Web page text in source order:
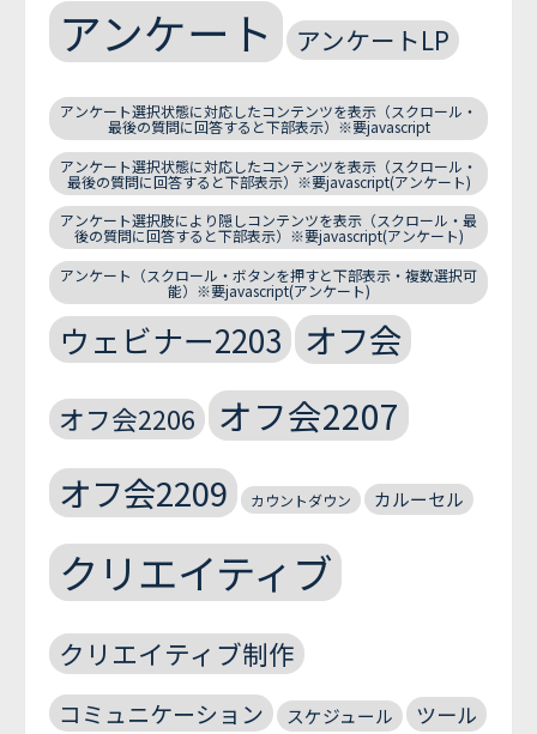
アンケート アンケートLP
アンケート選択状態に対応したコンテンツを表示（スクロール・
最後の質問に回答すると下部表示）※要javascript
アンケート選択状態に対応したコンテンツを表示（スクロール・
最後の質問に回答すると下部表示）※要javascript(アンケート)
アンケート選択肢により隠しコンテンツを表示（スクロール・最
後の質問に回答すると下部表示）※要javascript(アンケート)
アンケート（スクロール・ボタンを押すと下部表示・複数選択可
能）※要javascript(アンケート)
ウェビナー2203 オフ会
オフ会2206 オフ会2207
オフ会2209 カウントダウン カルーセル
クリエイティブ
クリエイティブ制作
コミュニケーション スケジュール ツール